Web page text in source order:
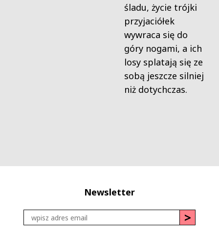
śladu, życie trójki
przyjaciółek
wywraca się do
góry nogami, a ich
losy splatają się ze
sobą jeszcze silniej
niż dotychczas.
Newsletter